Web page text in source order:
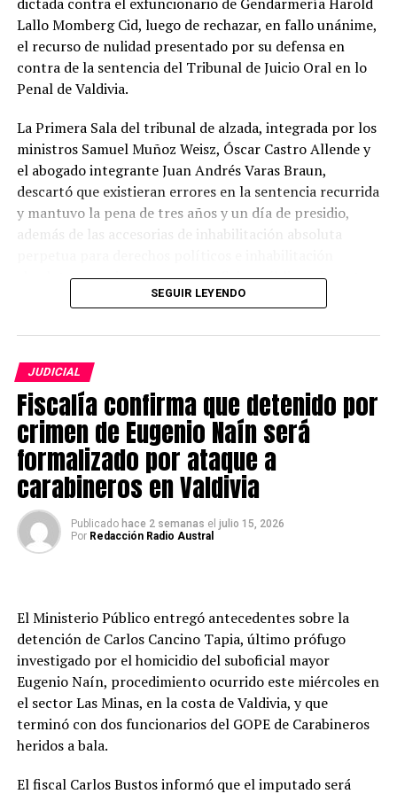
Post Views: 3
Lallo Momberg Cid, luego de rechazar, en fallo unánime,
el recurso de nulidad presentado por su defensa en
contra de la sentencia del Tribunal de Juicio Oral en lo
Penal de Valdivia.
La Primera Sala del tribunal de alzada, integrada por los
ministros Samuel Muñoz Weisz, Óscar Castro Allende y
el abogado integrante Juan Andrés Varas Braun,
descartó que existieran errores en la sentencia recurrida
y mantuvo la pena de tres años y un día de presidio,
además de las accesorias de inhabilitación absoluta
absoluta para ejercer cargos y oficios públicos durante
el tiempo de la condena.
El exgendarme fue condenado como autor de dos delitos
consumados de apremios ilegítimos, ocurridos el 5 de
noviembre de 2019 y el 22 de enero de 2020 al interior
del Complejo Penitenciario de Valdivia.
En su resolución, la Corte sostuvo que el tribunal de
primera instancia fundamentó adecuadamente su
decisión y valoró la prueba conforme a derecho,
descartando las alegaciones de la defensa respecto de
una supuesta falta de fundamentación.
incorrectamente y que sus argumentos solo expresaban
una discrepancia con la valoración realizada por el
tribunal.
Los hechos acreditados
Según estableció el Tribunal Oral, en los días previos al
SEGUIR LEYENDO
JUDICIAL
Fiscalía confirma que detenido por
crimen de Eugenio Naín será
formalizado por ataque a
carabineros en Valdivia
Publicado hace 2 semanas el julio 15, 2026
Por Redacción Radio Austral
El Ministerio Público entregó antecedentes sobre la
detención de Carlos Cancino Tapia, último prófugo
investigado por el homicidio del suboficial mayor
Eugenio Naín, procedimiento ocurrido este miércoles en
el sector Las Minas, en la costa de Valdivia, y que
terminó con dos funcionarios del GOPE de Carabineros
heridos a bala.
El fiscal Carlos Bustos informó que el imputado será